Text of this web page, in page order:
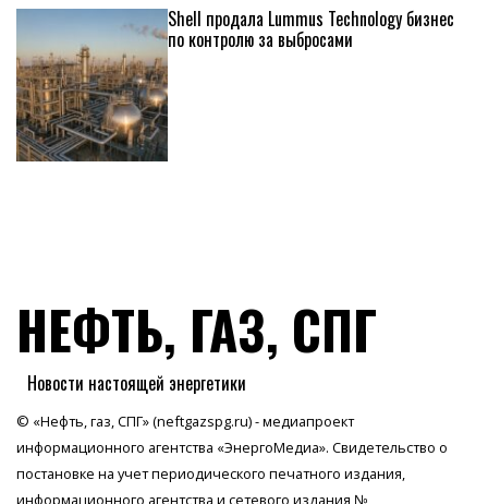
Shell продала Lummus Technology бизнес
по контролю за выбросами
НЕФТЬ, ГАЗ, СПГ
Новости настоящей энергетики
© «Нефть, газ, СПГ» (neftgazspg.ru) - медиапроект
информационного агентства «ЭнергоМедиа». Свидетельство о
постановке на учет периодического печатного издания,
информационного агентства и сетевого издания №